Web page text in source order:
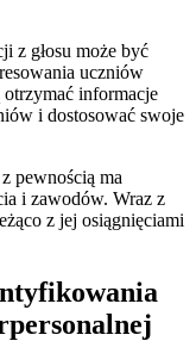
z głosu⁤ może być⁤
uczniów
informacje
i ⁢dostosować swoje⁢
pewnością ma
i zawodów. Wraz z
‌z jej osiągnięciami